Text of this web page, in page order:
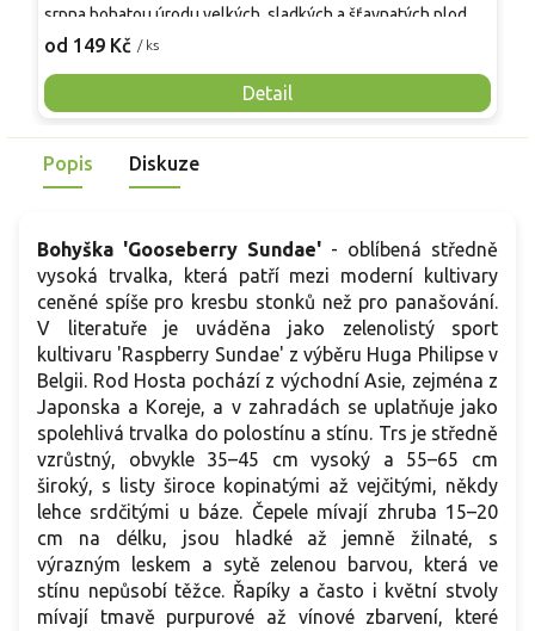
od 149 Kč / ks
Detail
srpna bohatou úrodu velkých, sladkých a šťavnatých plodů.
Pevné vzpřímené výhony tvoří elegantní habitus bez
Mrazuvzdornost do −25 °C a spolehlivá vitalita z něj dělají
skvělou volbu pro každého pěstitele.
Popis Diskuze
Bohyška 'Gooseberry Sundae' - oblíbená středně
vysoká trvalka, která patří mezi moderní kultivary
ceněné spíše pro kresbu stonků než pro panašování.
V literatuře je uváděna jako zelenolistý sport
kultivaru 'Raspberry Sundae' z výběru Huga Philipse v
Belgii. Rod Hosta pochází z východní Asie, zejména z
Japonska a Koreje, a v zahradách se uplatňuje jako
spolehlivá trvalka do polostínu a stínu. Trs je středně
vzrůstný, obvykle 35–45 cm vysoký a 55–65 cm
široký, s listy široce kopinatými až vejčitými, někdy
lehce srdčitými u báze. Čepele mívají zhruba 15–20
cm na délku, jsou hladké až jemně žilnaté, s
výrazným leskem a sytě zelenou barvou, která ve
stínu nepůsobí těžce. Řapíky a často i květní stvoly
mívají tmavě purpurové až vínové zbarvení, které